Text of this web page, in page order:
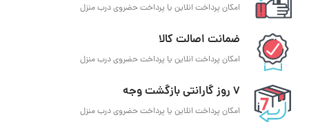
امکان پرداخت انلاین یا پرداخت حضروی درب منزل
ضمانت اصالت کالا
امکان پرداخت انلاین یا پرداخت حضروی درب منزل
7 روز گارانتی بازگشت وجه
امکان پرداخت انلاین یا پرداخت حضروی درب منزل